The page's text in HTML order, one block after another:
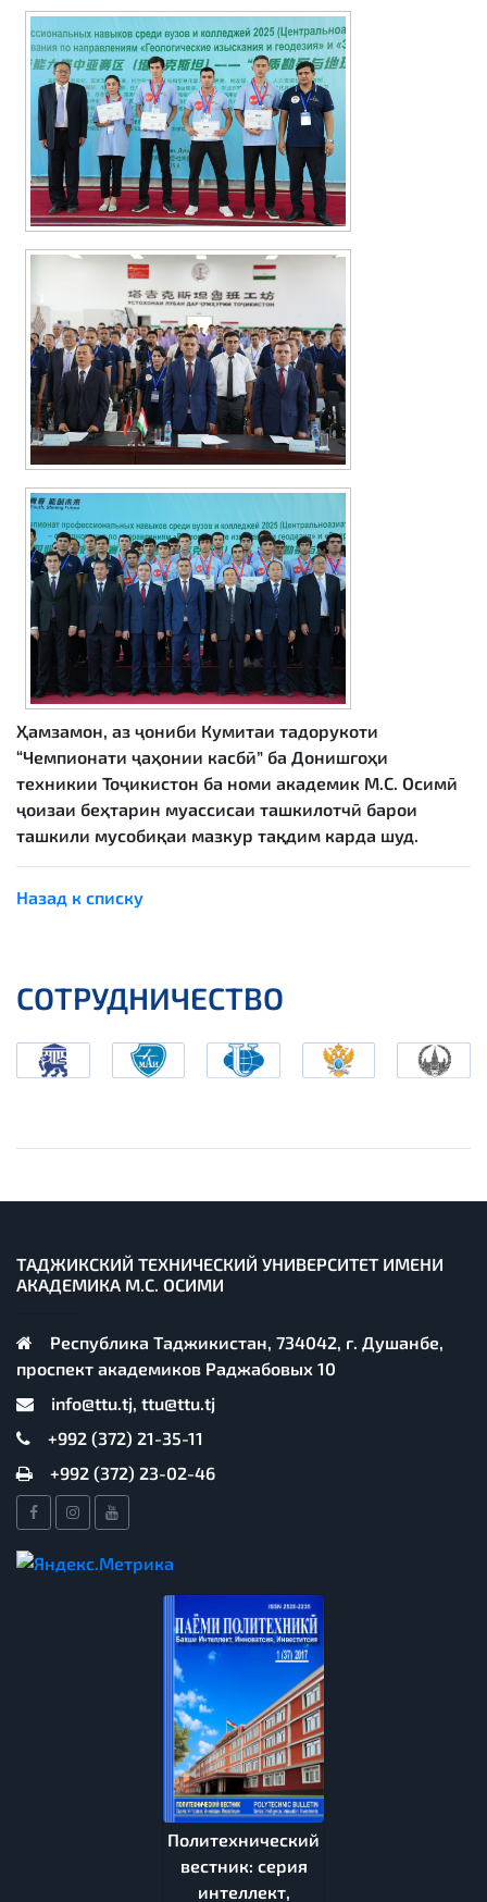
Ҳамзамон, аз ҷониби Кумитаи тадорукоти
“Чемпионати ҷаҳонии касбӣ” ба Донишгоҳи
техникии Тоҷикистон ба номи академик М.С. Осимӣ
ҷоизаи беҳтарин муассисаи ташкилотчӣ барои
ташкили мусобиқаи мазкур тақдим карда шуд.
Назад к списку
СОТРУДНИЧЕСТВО
ТАДЖИКСКИЙ ТЕХНИЧЕСКИЙ УНИВЕРСИТЕТ ИМЕНИ
АКАДЕМИКА М.С. ОСИМИ
Республика Таджикистан, 734042, г. Душанбе,
проспект академиков Раджабовых 10
info@ttu.tj, ttu@ttu.tj
+992 (372) 21-35-11
+992 (372) 23-02-46
Политехнический
вестник: серия
интеллект,